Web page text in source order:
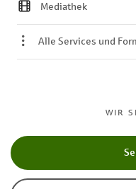
WIR
Mediathek
Alle Services und